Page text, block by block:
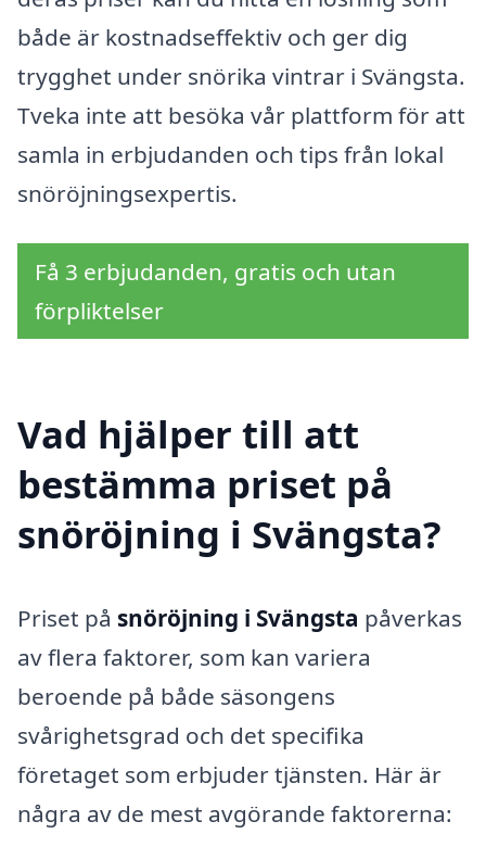
både är kostnadseffektiv och ger dig
trygghet under snörika vintrar i Svängsta.
Tveka inte att besöka vår plattform för att
samla in erbjudanden och tips från lokal
snöröjningsexpertis.
Få 3 erbjudanden, gratis och utan
förpliktelser
Vad hjälper till att
bestämma priset på
snöröjning i Svängsta?
Priset på snöröjning i Svängsta påverkas
av flera faktorer, som kan variera
beroende på både säsongens
svårighetsgrad och det specifika
företaget som erbjuder tjänsten. Här är
några av de mest avgörande faktorerna: